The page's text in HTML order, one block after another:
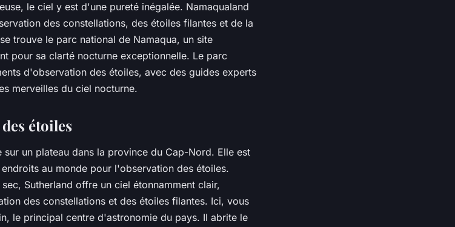
le ciel y est d'une pureté inégalée. Namaqualand
des constellations, des étoiles filantes et de la
trouve le parc national de Namaqua, un site
pour sa clarté nocturne exceptionnelle. Le parc
d'observation des étoiles, avec des guides experts
merveilles du ciel nocturne.
étoiles
sur un plateau dans la province du Cap-Nord. Elle est
au monde pour l'observation des étoiles.
Sutherland offre un ciel étonnamment clair,
des constellations et des étoiles filantes. Ici, vous
le principal centre d'astronomie du pays. Il abrite le